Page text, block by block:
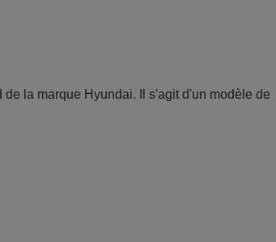
la marque Hyundai. Il s'agit d'un modèle de